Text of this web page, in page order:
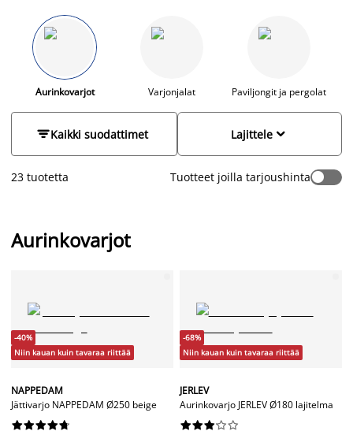
aurinkovarjoja. Etistpä sitten suurempaa tai pienempää
aurinkovarjoa, riippuvarjoa, puolikasta aurinkovarjoa tai
aurinkokatosta löydät sen edullisesti JYSKistä.
Aurinkovarjot Varjonjalat Paviljongit ja pergolat
Kaikki suodattimet 
Lajittele
23 tuotetta Tuotteet joilla tarjoushinta
Aurinkovarjot
-40%
Niin kauan kuin tavaraa riittää
NAPPEDAM
Jättivarjo NAPPEDAM Ø250 beige






-68%
Niin kauan kuin tavaraa riittää
JERLEV
Aurinkovarjo JERLEV Ø180 lajitelma





